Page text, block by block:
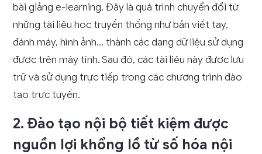
bài giảng e-learning. Đây là quá trình chuyển đổi từ
những tài liệu học truyền thống như bản viết tay,
đánh máy, hình ảnh… thành các dạng dữ liệu sử dụng
được trên máy tính. Sau đó, các tài liệu này được lưu
trữ và sử dụng trực tiếp trong các chương trình đào
tạo trực tuyến.
2. Đào tạo nội bộ tiết kiệm được
nguồn lợi khổng lồ từ số hóa nội